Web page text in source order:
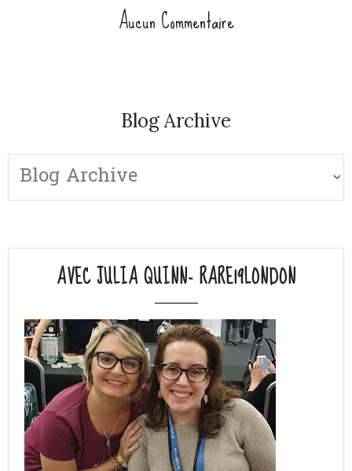
Aucun Commentaire
Blog Archive
AVEC JULIA QUINN- RARE19LONDON